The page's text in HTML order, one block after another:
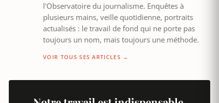
l'Observatoire du journalisme. Enquêtes à
plusieurs mains, veille quotidienne, portraits
actualisés : le travail de fond qui ne porte pas
toujours un nom, mais toujours une méthode.
VOIR TOUS SES ARTICLES →